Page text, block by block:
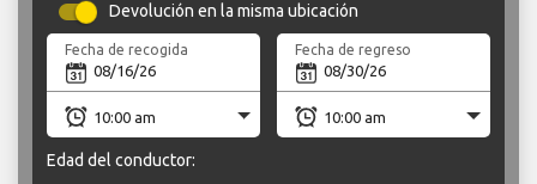
Devolución en la misma ubicación
Fecha de recogida Fecha de regreso
Edad del conductor: